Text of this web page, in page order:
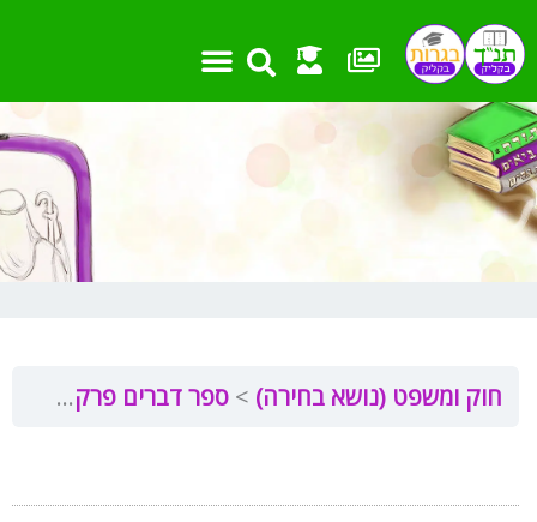
לתוכן
חוק ומשפט (נושא בחירה) ספר דברים פרק ט”ז